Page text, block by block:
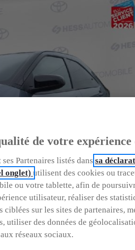
de votre expérience
Partenaires listés dans sa
onglet) utilisent des cookies ou
ou votre tablette, afin de
utilisateur, réaliser des
ciblées sur les sites de partenaires,
utiliser des données de
réseaux sociaux.